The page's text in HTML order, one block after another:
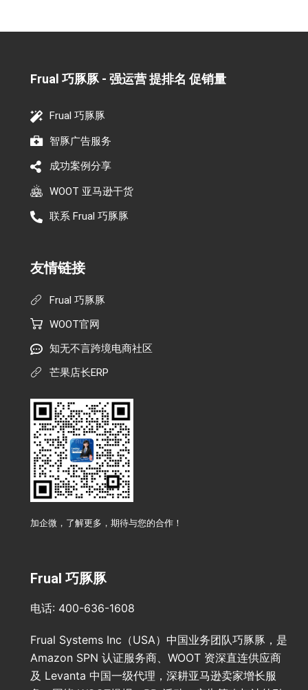
Frual 巧豚豚 - 强运营 提排名 促销量​
Frual 巧豚豚
智豚广告服务
成功案例分享
WOOT 亚马逊干货
联系 Frual 巧豚豚
友情链接
Frual 巧豚豚
WOOT官网
知无不言跨境电商社区
芒果店长ERP
加企微，了解更多，期待与您的合作！
Frual 巧豚豚
电话: 400-636-1608
Frual Systems Inc（USA）中国业务团队巧豚豚，是
Amazon SPN 认证服务商、WOOT 资深直连供应商
及 Levanta 中国一级代理，深耕亚马逊卖家增长服